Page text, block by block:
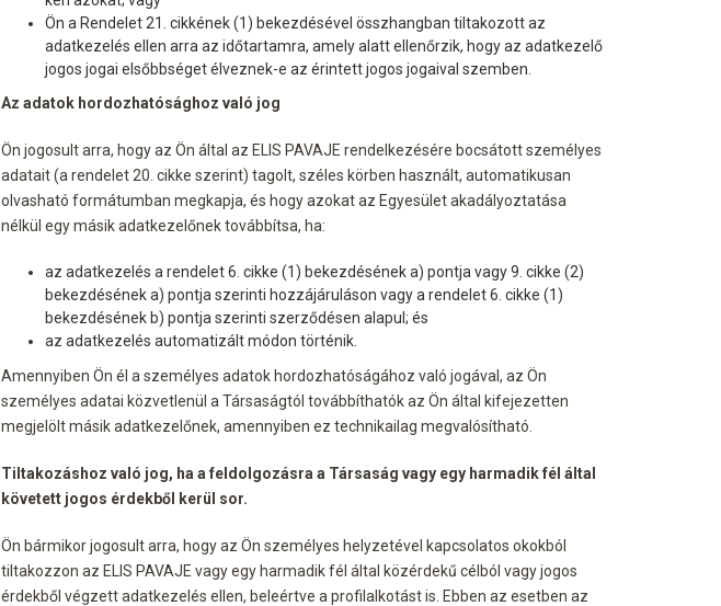
Ön a Rendelet 21. cikkének (1) bekezdésével összhangban tiltakozott az
adatkezelés ellen arra az időtartamra, amely alatt ellenőrzik, hogy az adatkezelő
jogos jogai elsőbbséget élveznek-e az érintett jogos jogaival szemben.
Az adatok hordozhatósághoz való jog
Ön jogosult arra, hogy az Ön által az ELIS PAVAJE rendelkezésére bocsátott személyes
adatait (a rendelet 20. cikke szerint) tagolt, széles körben használt, automatikusan
olvasható formátumban megkapja, és hogy azokat az Egyesület akadályoztatása
nélkül egy másik adatkezelőnek továbbítsa, ha:
az adatkezelés a rendelet 6. cikke (1) bekezdésének a) pontja vagy 9. cikke (2)
bekezdésének a) pontja szerinti hozzájáruláson vagy a rendelet 6. cikke (1)
bekezdésének b) pontja szerinti szerződésen alapul; és
az adatkezelés automatizált módon történik.
Amennyiben Ön él a személyes adatok hordozhatóságához való jogával, az Ön
személyes adatai közvetlenül a Társaságtól továbbíthatók az Ön által kifejezetten
megjelölt másik adatkezelőnek, amennyiben ez technikailag megvalósítható.
Tiltakozáshoz való jog, ha a feldolgozásra a Társaság vagy egy harmadik fél által
követett jogos érdekből kerül sor.
Ön bármikor jogosult arra, hogy az Ön személyes helyzetével kapcsolatos okokból
tiltakozzon az ELIS PAVAJE vagy egy harmadik fél által közérdekű célból vagy jogos
érdekből végzett adatkezelés ellen, beleértve a profilalkotást is. Ebben az esetben az